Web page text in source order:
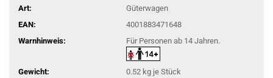
Art:
Güterwagen
EAN:
4001883471648
Warnhinweis:
Für Personen ab 14 Jahren.
Gewicht: 0.52kg je Stück